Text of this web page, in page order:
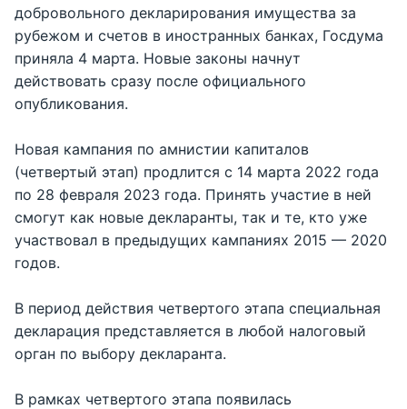
добровольного декларирования имущества за
рубежом и счетов в иностранных банках, Госдума
приняла 4 марта. Новые законы начнут
действовать сразу после официального
опубликования.
Новая кампания по амнистии капиталов
(четвертый этап) продлится с 14 марта 2022 года
по 28 февраля 2023 года. Принять участие в ней
смогут как новые декларанты, так и те, кто уже
участвовал в предыдущих кампаниях 2015 — 2020
годов.
В период действия четвертого этапа специальная
декларация представляется в любой налоговый
орган по выбору декларанта.
В рамках четвертого этапа появилась